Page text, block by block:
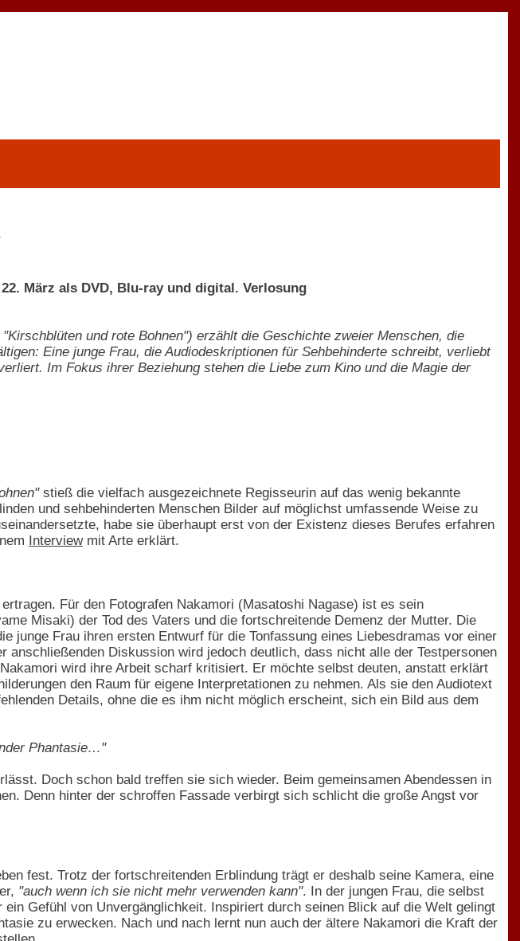
März als DVD, Blu-ray und digital. Verlosung
und rote Bohnen") erzählt die Geschichte zweier Menschen, die
Eine junge Frau, die Audiodeskriptionen für Sehbehinderte schreibt, verliebt
Im Fokus ihrer Beziehung stehen die Liebe zum Kino und die Magie der
stieß die vielfach ausgezeichnete Regisseurin auf das wenig bekannte
und sehbehinderten Menschen Bilder auf möglichst umfassende Weise zu
habe sie überhaupt erst von der Existenz dieses Berufes erfahren
Interviewmit Arte erklärt.
Für den Fotografen Nakamori (Masatoshi Nagase) ist es sein
Misaki) der Tod des Vaters und die fortschreitende Demenz der Mutter. Die
junge Frau ihren ersten Entwurf für die Tonfassung eines Liebesdramas vor einer
anschließenden Diskussion wird jedoch deutlich, dass nicht alle der Testpersonen
wird ihre Arbeit scharf kritisiert. Er möchte selbst deuten, anstatt erklärt
den Raum für eigene Interpretationen zu nehmen. Als sie den Audiotext
Details, ohne die es ihm nicht möglich erscheint, sich ein Bild aus dem
Phantasie…"
Doch schon bald treffen sie sich wieder. Beim gemeinsamen Abendessen in
Denn hinter der schroffen Fassade verbirgt sich schlicht die große Angst vor
fest. Trotz der fortschreitenden Erblindung trägt er deshalb seine Kamera, eine
"auch wenn ich sie nicht mehr verwenden kann". In der jungen Frau, die selbst
Gefühl von Unvergänglichkeit. Inspiriert durch seinen Blick auf die Welt gelingt
zu erwecken. Nach und nach lernt nun auch der ältere Nakamori die Kraft der